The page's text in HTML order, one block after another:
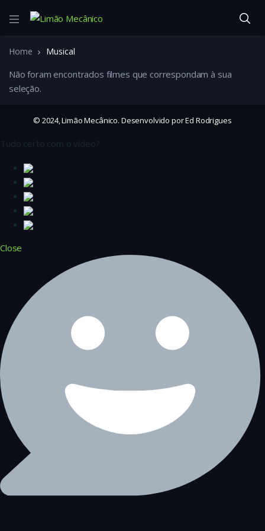
Home Musical
Não foram encontrados filmes que correspondam à sua
seleção.
© 2024, Limão Mecânico. Desenvolvido por Ed Rodrigues
Tudo certo com o vídeo?
Close